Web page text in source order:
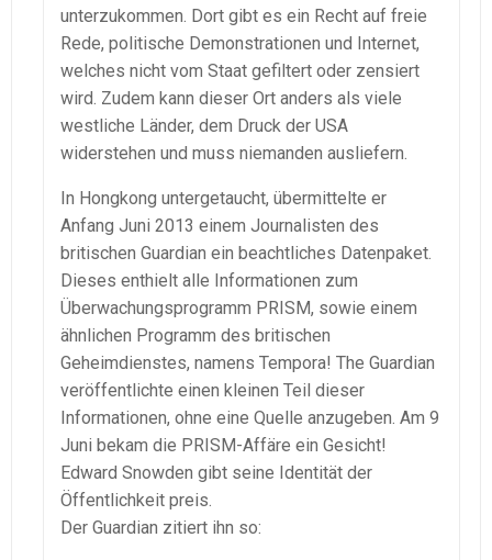
unterzukommen. Dort gibt es ein Recht auf freie
Rede, politische Demonstrationen und Internet,
welches nicht vom Staat gefiltert oder zensiert
wird. Zudem kann dieser Ort anders als viele
westliche Länder, dem Druck der USA
widerstehen und muss niemanden ausliefern.
In Hongkong untergetaucht, übermittelte er
Anfang Juni 2013 einem Journalisten des
britischen Guardian ein beachtliches Datenpaket.
Dieses enthielt alle Informationen zum
Überwachungsprogramm PRISM, sowie einem
ähnlichen Programm des britischen
Geheimdienstes, namens Tempora! The Guardian
veröffentlichte einen kleinen Teil dieser
Informationen, ohne eine Quelle anzugeben. Am 9
Juni bekam die PRISM-Affäre ein Gesicht!
Edward Snowden gibt seine Identität der
Öffentlichkeit preis.
Der Guardian zitiert ihn so: